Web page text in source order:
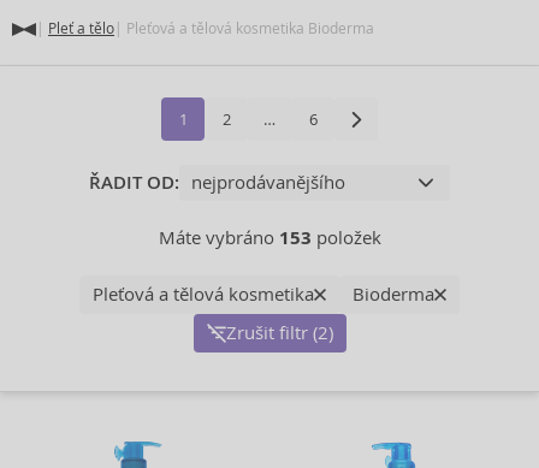
Pleť a tělo Pleťová a tělová kosmetika Bioderma
1 2 … 6
ŘADIT OD:
Máte vybráno 153 položek
Pleťová a tělová kosmetika
Bioderma
Zrušit filtr (2)